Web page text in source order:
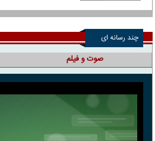
چند رسانه ای
صوت و فیلم